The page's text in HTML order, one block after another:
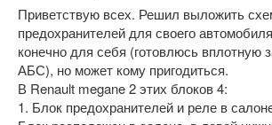
Приветствую всех. Решил выложить
предохранителей для своего
конечно для себя (готовлюсь вплотную
АБС), но может кому пригодиться.
В Renault megane 2 этих блоков 4:
1. Блок предохранителей и реле в